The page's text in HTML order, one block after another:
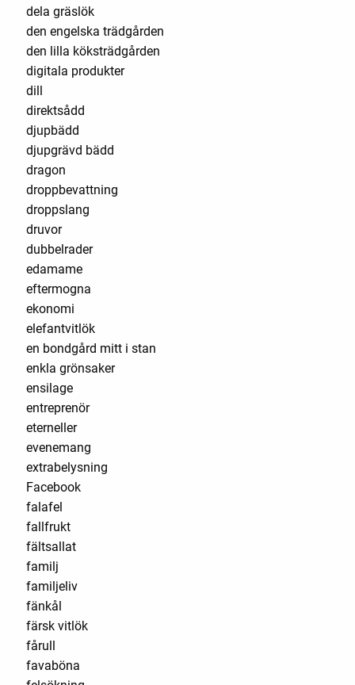
dela gräslök
den engelska trädgården
den lilla köksträdgården
digitala produkter
dill
direktsådd
djupbädd
djupgrävd bädd
dragon
droppbevattning
droppslang
druvor
dubbelrader
edamame
eftermogna
ekonomi
elefantvitlök
en bondgård mitt i stan
enkla grönsaker
ensilage
entreprenör
eterneller
evenemang
extrabelysning
Facebook
falafel
fallfrukt
fältsallat
familj
familjeliv
fänkål
färsk vitlök
fårull
favaböna